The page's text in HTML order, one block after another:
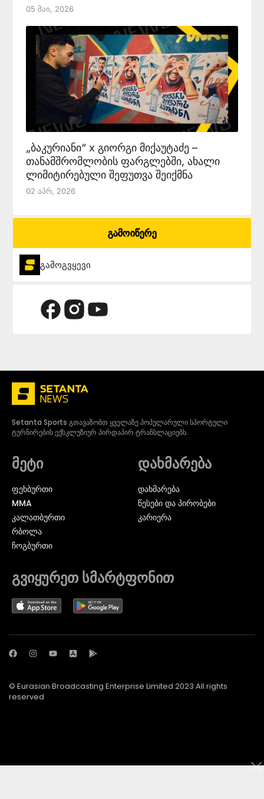
05 Მაი, 2026
„ბაკურიანი“ x გიორგი მიქაუტაძე –
თანამშრომლობის ფარგლებში, ახალი
ლიმიტირებული შეფუთვა შეიქმნა
02 Აპრ, 2026
გამოიწერე
გამოგვყევი
Setanta Sports გთავაზობთ ყველაზე პოპულარული სპორტული
ტურნირების ექსკლუზიურ პირდაპირ ტრანსლაციებს.
მეტი
ᲤᲔᲮᲑᲣᲠᲗᲘ
MMA
ᲙᲐᲚᲐᲗᲑᲣᲠᲗᲘ
ᲠᲑᲝᲚᲐ
ᲩᲝᲒᲑᲣᲠᲗᲘ
დახმარება
დახმარება
წესები და პირობები
კარიერა
გვიყურეთ სმარტფონით
© Eurasian Broadcasting Enterprise Limited 2023 All rights
reserved